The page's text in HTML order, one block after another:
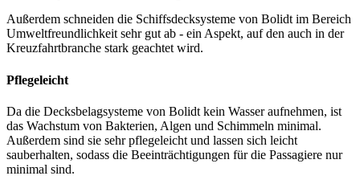
Außerdem schneiden die Schiffsdecksysteme von Bolidt im Bereich
Umweltfreundlichkeit sehr gut ab - ein Aspekt, auf den auch in der
Kreuzfahrtbranche stark geachtet wird.
Pflegeleicht
Da die Decksbelagsysteme von Bolidt kein Wasser aufnehmen, ist
das Wachstum von Bakterien, Algen und Schimmeln minimal.
Außerdem sind sie sehr pflegeleicht und lassen sich leicht
sauberhalten, sodass die Beeinträchtigungen für die Passagiere nur
minimal sind.